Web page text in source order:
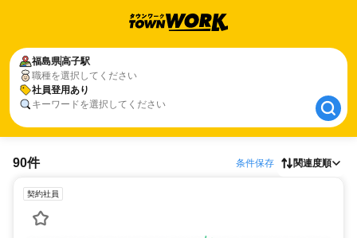
福島県高子駅
職種を選択してください
社員登用あり
キーワードを選択してください
福島県高子駅
社員登用あり
90件 条件保存 関連度順
契約社員